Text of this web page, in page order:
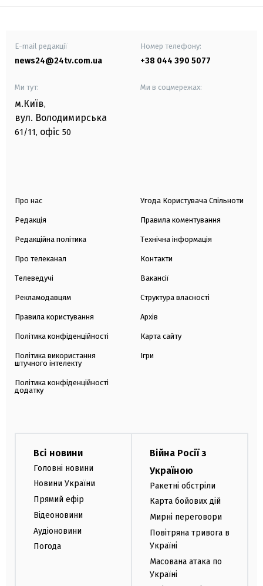
E-mail редакції
news24@24tv.com.ua
Номер телефону:
+38 044 390 5077
Ми тут:
м.Київ,
вул. Володимирська
61/11, офіс 50
Ми в соцмережах:
Про нас
Редакція
Редакційна політика
Про телеканал
Телеведучі
Рекламодавцям
Правила користування
Політика конфіденційності
Політика використання
штучного інтелекту
Політика конфіденційності
додатку
Угода Користувача Спільноти
Правила коментування
Технічна інформація
Контакти
Вакансії
Структура власності
Архів
Карта сайту
Ігри
Всі новини
Головні новини
Новини України
Прямий ефір
Відеоновини
Аудіоновини
Погода
Війна Росії з
Україною
Ракетні обстріли
Карта бойових дій
Мирні переговори
Повітряна тривога в
Україні
Масована атака по
Україні